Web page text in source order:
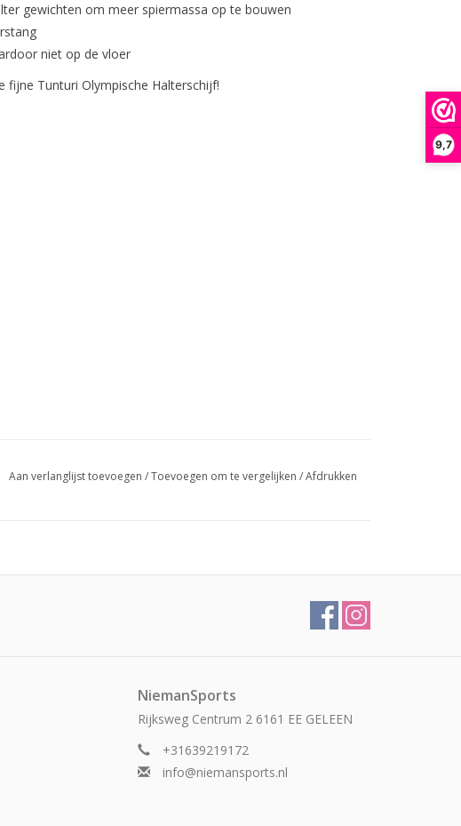
9,7
gewichten om meer spiermassa op te bouwen
niet op de vloer
fijne Tunturi Olympische Halterschijf!
Aan verlanglijst toevoegen /Toevoegen om te vergelijken /Afdrukken
NiemanSports
Rijksweg Centrum 2 6161 EE GELEEN
+31639219172
info@niemansports.nl